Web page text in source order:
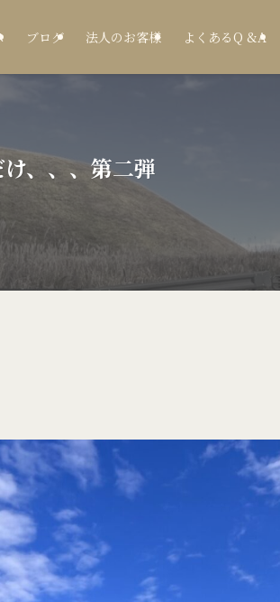
ブログ 法人のお客様 よくあるQ &A
、、、第二弾